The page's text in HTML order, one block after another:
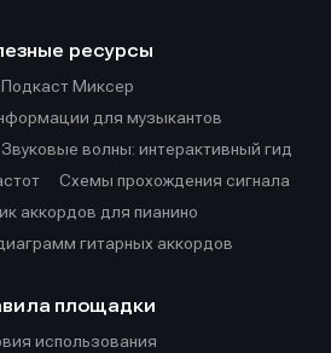
ресурсы
Миксер
для музыкантов
Звуковые волны: интерактивный гид
Cхемы прохождения сигнала
аккордов для пианино
гитарных аккордов
площадки
использования